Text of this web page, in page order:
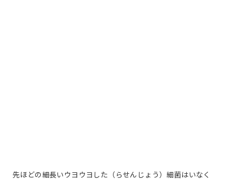
先ほどの細長いウヨウヨした（らせんじょう）細菌はいなく